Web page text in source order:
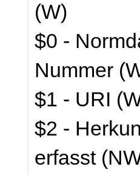
(W)
$0 -
Nummer
$1 - URI
$2 -
erfasst